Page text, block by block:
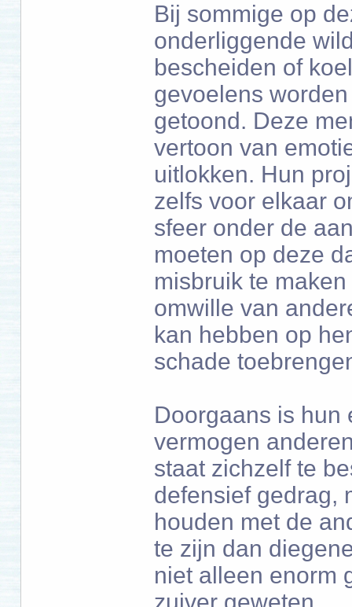
Bij sommige op
onderliggende
bescheiden of
gevoelens
getoond. Deze
vertoon van
uitlokken. Hun
zelfs voor elkaar
sfeer onder de
moeten op deze
misbruik te
omwille van
kan hebben op
schade
Doorgaans is hun
vermogen
staat zichzelf te
defensief gedrag,
houden met de
te zijn dan
niet alleen enorm